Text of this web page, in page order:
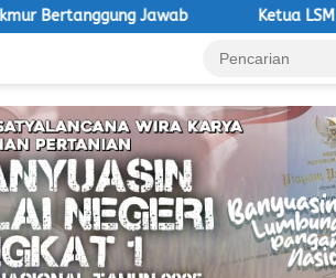
Ketua LSM Macan Desak Satpol